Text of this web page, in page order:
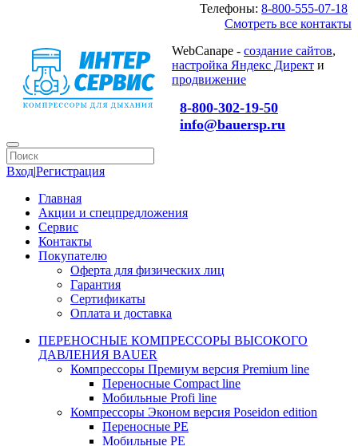
Телефоны: 8-800-555-07-18
Смотреть все контакты
WebCanape - создание сайтов,
настройка Яндекс Директ и
продвижение
8-800-302-19-50
info@bauersp.ru
Вход|Регистрация
Главная
Акции и спецпредложения
Сервис
Контакты
Покупателю
Оферта для физических лиц
Гарантия
Сертификаты
Оплата и доставка
ПЕРЕНОСНЫЕ КОМПРЕССОРЫ ВЫСОКОГО
ДАВЛЕНИЯ BAUER
Компрессоры Премиум версия Premium line
Переносные Compact line
Мобильные Profi line
Компрессоры Эконом версия Poseidon edition
Переносные PE
Мобильные PE